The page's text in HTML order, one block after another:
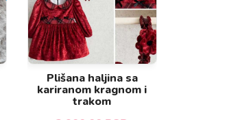
Plišana haljina sa
kariranom kragnom i
trakom